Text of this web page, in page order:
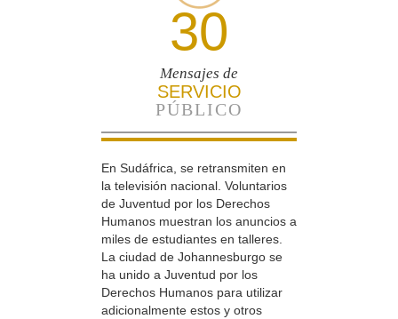
30
Mensajes de
SERVICIO
PÚBLICO
En Sudáfrica, se retransmiten en
la televisión nacional. Voluntarios
de Juventud por los Derechos
Humanos muestran los anuncios a
miles de estudiantes en talleres.
La ciudad de Johannesburgo se
ha unido a Juventud por los
Derechos Humanos para utilizar
adicionalmente estos y otros